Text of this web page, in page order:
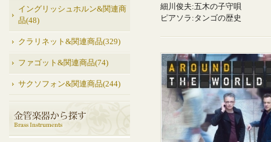
イングリッシュホルン&関連商
品(48)
クラリネット&関連商品(329)
ファゴット&関連商品(74)
サクソフォン&関連商品(244)
細川俊夫:五木の子守唄
ピアソラ:タンゴの歴史